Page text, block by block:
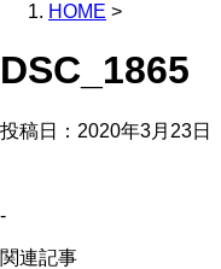
HOME >
DSC_1865
投稿日： 2020年3月23日
-
関連記事